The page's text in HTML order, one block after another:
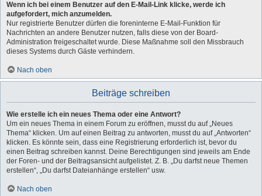
Wenn ich bei einem Benutzer auf den E-Mail-Link klicke, werde ich
aufgefordert, mich anzumelden.
Nur registrierte Benutzer dürfen die foreninterne E-Mail-Funktion für
Nachrichten an andere Benutzer nutzen, falls diese von der Board-
Administration freigeschaltet wurde. Diese Maßnahme soll den Missbrauch
dieses Systems durch Gäste verhindern.
Nach oben
Beiträge schreiben
Wie erstelle ich ein neues Thema oder eine Antwort?
Um ein neues Thema in einem Forum zu eröffnen, musst du auf „Neues
Thema“ klicken. Um auf einen Beitrag zu antworten, musst du auf „Antworten“
klicken. Es könnte sein, dass eine Registrierung erforderlich ist, bevor du
einen Beitrag schreiben kannst. Deine Berechtigungen sind jeweils am Ende
der Foren- und der Beitragsansicht aufgelistet. Z. B. „Du darfst neue Themen
erstellen“, „Du darfst Dateianhänge erstellen“ usw.
Nach oben